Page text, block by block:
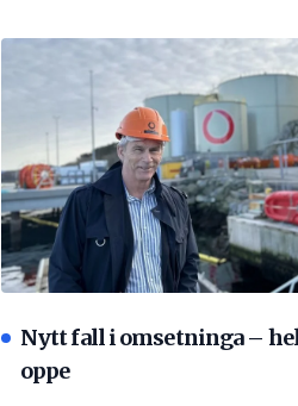
Nytt fall i omsetninga –
oppe